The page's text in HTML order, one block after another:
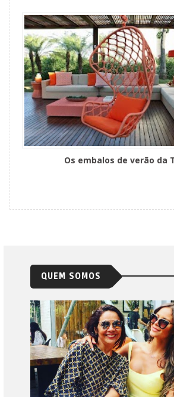
Os embalos de verão da
QUEM SOMOS